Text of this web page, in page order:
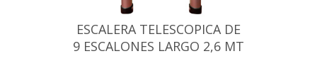
ESCALERA TELESCOPICA DE
9 ESCALONES LARGO 2,6 MT